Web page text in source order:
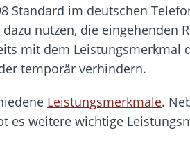
Standard im deutschen
nutzen, die eingehenden
mit dem Leistungsmerkmal
temporär verhindern.
Leistungsmerkmale.
es weitere wichtige